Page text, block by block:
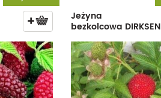
Jeżyna
bezkolcowa DIRKSEN